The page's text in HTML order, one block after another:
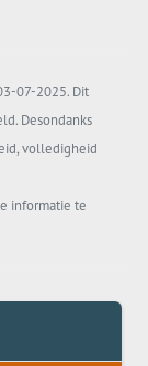
07-2025. Dit
Desondanks
volledigheid
informatie te